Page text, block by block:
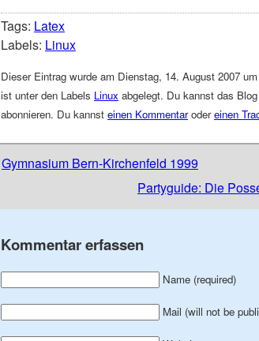
Tags: Latex
Labels: Linux
Dieser Eintrag wurde am Dienstag, 14. August 2007
ist unter den Labels Linux abgelegt. Du kannst das
abonnieren. Du kannst einen Kommentarodereinen
Gymnasium Bern-Kirchenfeld 1999
Partyguide: Die
Kommentar erfassen
Name (required)
Mail (will not be